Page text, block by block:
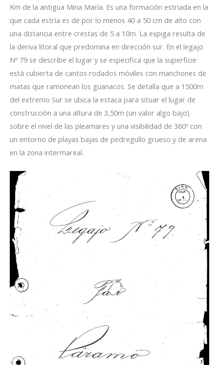
Km de la antigua Mina María. Es una formación estriada en la
que cada estría es de por lo menos 40 a 50 cm de alto con
una distancia entre crestas de 5 a 10m. La espiga resulta de
la deriva litoral que predomina en dirección sur. En el legajo
Nº 79 se describe el lugar y se especifica que la superficie
está cubierta de cantos rodados móviles con manchones de
matas que ramonean los guanacos. Se detalla que a 1500m
del extremo Sur se ubica la estaca para situar el lugar de
construcción a una altura de 3,50m (un valor algo bajo)
sobre el nivel de las pleamares y una visibilidad de 360º con
un entorno de playas bajas de pedregullo grueso y de arena
en la zona intermareal.